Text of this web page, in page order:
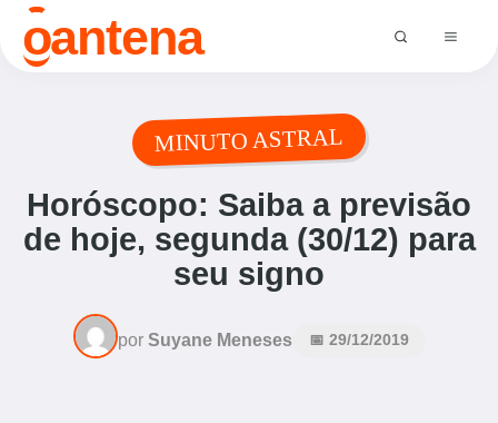
oantena
MINUTO ASTRAL
Horóscopo: Saiba a previsão
de hoje, segunda (30/12) para
seu signo
por Suyane Meneses 📅 29/12/2019